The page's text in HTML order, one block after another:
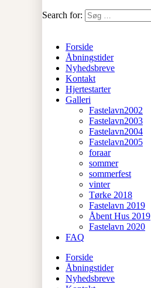
Search for:
Forside
Åbningstider
Nyhedsbreve
Kontakt
Hjertestarter
Galleri
Fastelavn2002
Fastelavn2003
Fastelavn2004
Fastelavn2005
foraar
sommer
sommerfest
vinter
Tørke 2018
Fastelavn 2019
Åbent Hus 2019
Fastelavn 2020
FAQ
Forside
Åbningstider
Nyhedsbreve